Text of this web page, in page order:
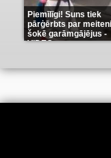
Piemīlīgi! Suns tiek
pārģērbts par
šokē garāmgājējus -
VIDEO(8)